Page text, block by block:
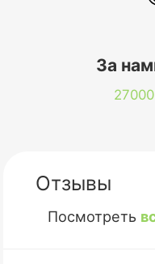
За
Отзывы
Посмотреть